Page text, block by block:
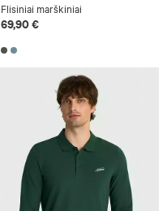
Flisiniai marškiniai
69,90 €